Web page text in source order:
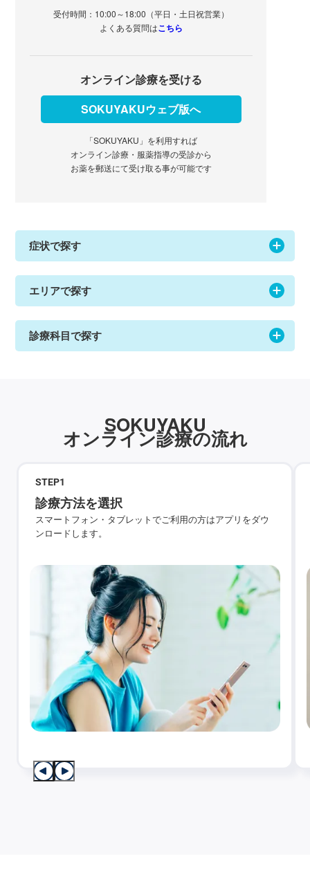
受付時間：10:00～18:00（平日・土日祝営業）
よくある質問はこちら
オンライン診療を受ける
SOKUYAKUウェブ版へ
「SOKUYAKU」を利用すれば
オンライン診療・服薬指導の受診から
お薬を郵送にて受け取る事が可能です
症状で探す
エリアで探す
診療科目で探す
SOKUYAKU
オンライン診療の流れ
STEP1
診療方法を選択
スマートフォン・タブレットでご利用の方はアプリをダウ
ンロードします。